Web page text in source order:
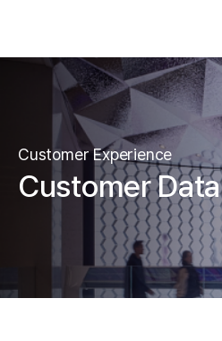
Customer Experience
Customer Data